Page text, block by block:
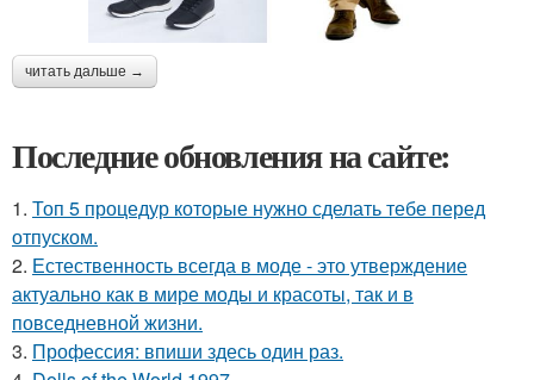
читать дальше →
Последние обновления на сайте:
1. Топ 5 процедур которые нужно сделать тебе перед
отпуском.
2. Естественность всегда в моде - это утверждение
актуально как в мире моды и красоты, так и в
повседневной жизни.
3. Профессия: впиши здесь один раз.